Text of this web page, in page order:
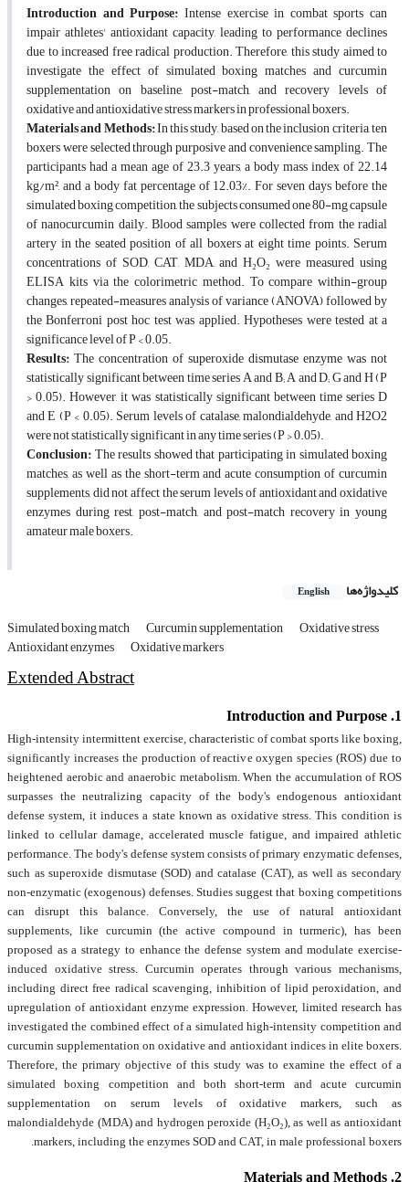
Introduction and Purpose: Intense exercise in combat sports can
impair athletes' antioxidant capacity, leading to performance declines
due to increased free radical production. Therefore, this study aimed to
investigate the effect of simulated boxing matches and curcumin
supplementation on baseline, post-match, and recovery levels of
oxidative and antioxidative stress markers in professional boxers.
Materials and Methods:In this study, based on the inclusion criteria, ten
boxers were selected through purposive and convenience sampling. The
participants had a mean age of 23.3 years, a body mass index of 22.14
kg/m², and a body fat percentage of 12.03%. For seven days before the
simulated boxing competition, the subjects consumed one 80-mg capsule
of nanocurcumin daily. Blood samples were collected from the radial
artery in the seated position of all boxers at eight time points. Serum
concentrations of SOD, CAT, MDA, and H₂O₂ were measured using
ELISA kits via the colorimetric method. To compare within-group
changes, repeated-measures analysis of variance (ANOVA) followed by
the Bonferroni post hoc test was applied. Hypotheses were tested at a
significance level of P < 0.05.
Results:The concentration of superoxide dismutase enzyme was not
statistically significant between time series A and B; A and D; G and H (P
> 0.05). However, it was statistically significant between time series D
and E (P < 0.05). Serum levels of catalase, malondialdehyde, and H2O2
were not statistically significant in any time series (P > 0.05).
Conclusion:The results showed that participating in simulated boxing
matches, as well as the short-term and acute consumption of curcumin
supplements, did not affect the serum levels of antioxidant and oxidative
enzymes during rest, post-match, and post-match recovery in young
amateur male boxers.
کلیدواژه‌ها English
Simulated boxing match Curcumin supplementation Oxidative stress
Antioxidant enzymes Oxidative markers
Extended Abstract
1. Introduction and Purpose
High-intensity intermittent exercise, characteristic of combat sports like boxing,
significantly increases the production of reactive oxygen species (ROS) due to
heightened aerobic and anaerobic metabolism. When the accumulation of ROS
surpasses the neutralizing capacity of the body's endogenous antioxidant
defense system, it induces a state known as oxidative stress. This condition is
linked to cellular damage, accelerated muscle fatigue, and impaired athletic
performance. The body's defense system consists of primary enzymatic defenses,
such as superoxide dismutase (SOD) and catalase (CAT), as well as secondary
non-enzymatic (exogenous) defenses. Studies suggest that boxing competitions
can disrupt this balance. Conversely, the use of natural antioxidant
supplements, like curcumin (the active compound in turmeric), has been
proposed as a strategy to enhance the defense system and modulate exercise-
induced oxidative stress. Curcumin operates through various mechanisms,
including direct free radical scavenging, inhibition of lipid peroxidation, and
upregulation of antioxidant enzyme expression. However, limited research has
investigated the combined effect of a simulated high-intensity competition and
curcumin supplementation on oxidative and antioxidant indices in elite boxers.
Therefore, the primary objective of this study was to examine the effect of a
simulated boxing competition and both short-term and acute curcumin
supplementation on serum levels of oxidative markers, such as
malondialdehyde (MDA) and hydrogen peroxide (H₂O₂), as well as antioxidant
markers, including the enzymes SOD and CAT, in male professional boxers.
2. Materials and Methods